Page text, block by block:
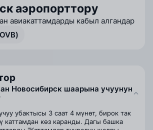
аэропорттору
авиакаттамдарды кабыл алгандар
Новосибирск шаарына учуунун
убактысы 3 саат 4 мүнөт, бирок так
каттамдан көз каранды. Дагы башка